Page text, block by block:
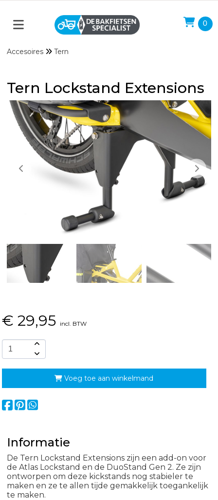
0
Accesoires Tern
Tern Lockstand Extensions
€ 29,95 incl. BTW
Voeg toe aan winkelmand
Informatie
De Tern Lockstand Extensions zijn een add-on voor
de Atlas Lockstand en de DuoStand Gen 2. Ze zijn
ontworpen om deze kickstands nog stabieler te
maken en ze te allen tijde gemakkelijk toegankelijk
te maken.